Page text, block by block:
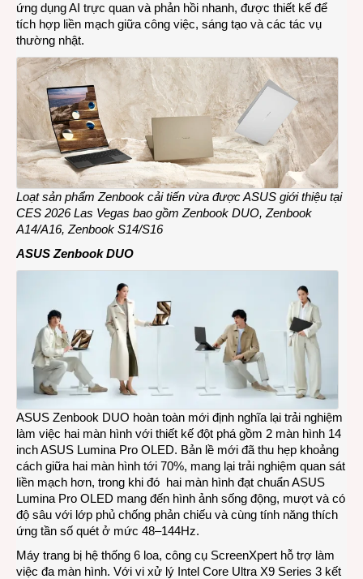
ứng dụng AI trực quan và phản hồi nhanh, được thiết kế để
tích hợp liền mạch giữa công việc, sáng tạo và các tác vụ
thường nhật.
Loạt sản phẩm Zenbook cải tiến vừa đượcASUS giới thiệu tại
CES 2026 Las Vegas bao gồm Zenbook DUO, Zenbook
A14/A16, Zenbook S14/S16
ASUS Zenbook DUO
ASUS Zenbook DUO hoàn toàn mới định nghĩa lại trải nghiệm
làm việc hai màn hình với thiết kế đột phá gồm 2 màn hình 14
inch ASUS Lumina Pro OLED. Bản lề mới đã thu hẹp khoảng
cách giữa hai màn hình tới 70%, mang lại trải nghiệm quan sát
liền mạch hơn, trong khi đó hai màn hình đạt chuẩn ASUS
Lumina Pro OLED mang đến hình ảnh sống động, mượt và có
độ sâu với lớp phủ chống phản chiếu và cùng tính năng thích
ứng tần số quét ở mức 48–144Hz.
Máy trang bị hệ thống 6 loa, công cụ ScreenXpert hỗ trợ làm
việc đa màn hình. Với vi xử lý Intel Core Ultra X9 Series 3 kết